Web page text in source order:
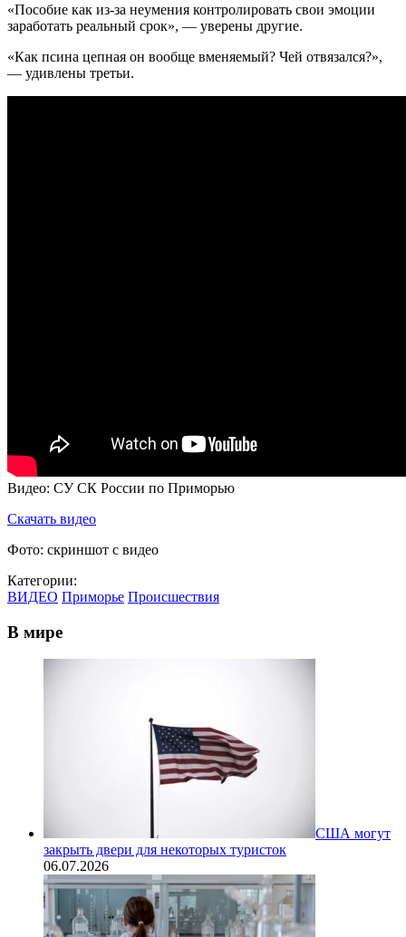
«Пособие как из-за неумения контролировать свои эмоции
заработать реальный срок», — уверены другие.
«Как псина цепная он вообще вменяемый? Чей отвязался?»,
— удивлены третьи.
Видео: СУ СК России по Приморью
Скачать видео
Фото: скриншот с видео
Категории:
ВИДЕО Приморье Происшествия
В мире
США могут
закрыть двери для некоторых туристок
06.07.2026